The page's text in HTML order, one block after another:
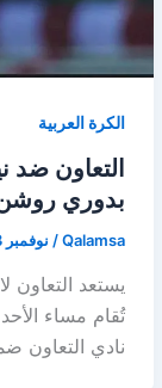
الكرة العربية
التعاون ضد
بدوري
Qalamsa
/ نوفمبر 23, 2025
يستعد التعاون
نادي التعاون